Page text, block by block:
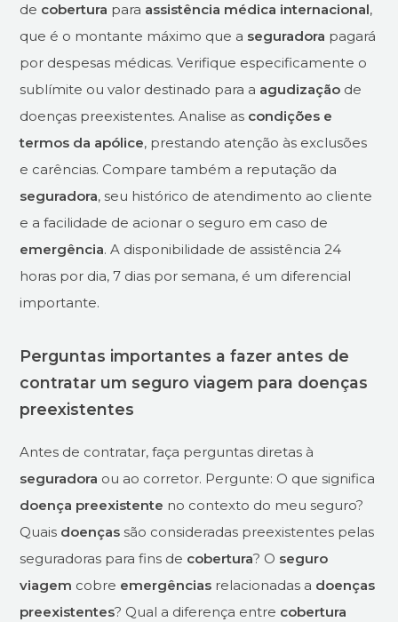
de cobertura para assistência médica internacional,
que é o montante máximo que a seguradora pagará
por despesas médicas. Verifique especificamente o
sublímite ou valor destinado para a agudização de
doenças preexistentes. Analise as condições e
termos da apólice, prestando atenção às exclusões
e carências. Compare também a reputação da
seguradora, seu histórico de atendimento ao cliente
e a facilidade de acionar o seguro em caso de
emergência. A disponibilidade de assistência 24
horas por dia, 7 dias por semana, é um diferencial
importante.
Perguntas importantes a fazer antes de
contratar um seguro viagem para doenças
preexistentes
Antes de contratar, faça perguntas diretas à
seguradora ou ao corretor. Pergunte: O que significa
doença preexistente no contexto do meu seguro?
Quais doenças são consideradas preexistentes pelas
seguradoras para fins de cobertura? O seguro
viagem cobre emergências relacionadas a doenças
preexistentes? Qual a diferença entre cobertura